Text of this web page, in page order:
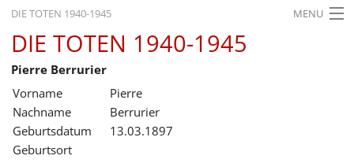
DIE TOTEN 1940-1945 MENU
STARTSEITE
AKTUELLES
AUSSTELLUNGEN
GESCHICHTE
DIE TOTEN 1940-1945
Pierre Berrurier
Vorname
Pierre
Nachname
Berrurier
Geburtsdatum
13.03.1897
Geburtsort